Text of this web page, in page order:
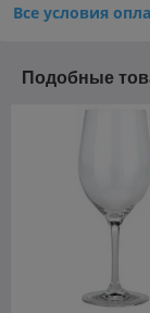
Все условия
Подобные